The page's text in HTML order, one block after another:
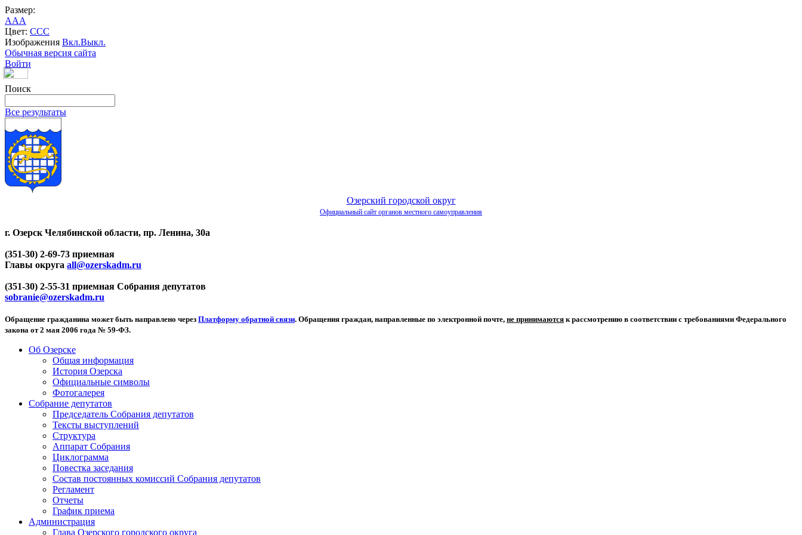
Размер:
AAA
Цвет: CCC
Изображения Вкл.Выкл.
Обычная версия сайта
Войти
Поиск
Все результаты
Озерский городской округ
Официальный сайт органов местного самоуправления
г. Озерск Челябинской области, пр. Ленина, 30а
(351-30) 2-69-73 приемная
Главы округа all@ozerskadm.ru
(351-30) 2-55-31 приемная Собрания депутатов
sobranie@ozerskadm.ru
Обращение гражданина может быть направлено через Платформу обратной связи. Обращения граждан, направленные по электронной почте, не принимаются к рассмотрению в соответствии с требованиями Федерального
закона от 2 мая 2006 года № 59-ФЗ.
Об Озерске
Общая информация
История Озерска
Официальные символы
Фотогалерея
Собрание депутатов
Председатель Собрания депутатов
Тексты выступлений
Структура
Аппарат Собрания
Циклограмма
Повестка заседания
Состав постоянных комиссий Собрания депутатов
Регламент
Отчеты
График приема
Администрация
Глава Озерского городского округа